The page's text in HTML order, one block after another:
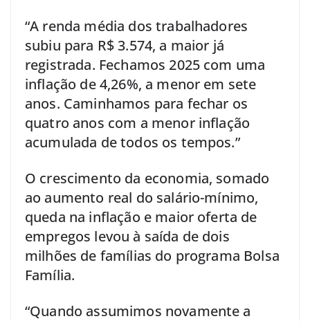
“A renda média dos trabalhadores
subiu para R$ 3.574, a maior já
registrada. Fechamos 2025 com uma
inflação de 4,26%, a menor em sete
anos. Caminhamos para fechar os
quatro anos com a menor inflação
acumulada de todos os tempos.”
O crescimento da economia, somado
ao aumento real do salário-mínimo,
queda na inflação e maior oferta de
empregos levou à saída de dois
milhões de famílias do programa Bolsa
Família.
“Quando assumimos novamente a